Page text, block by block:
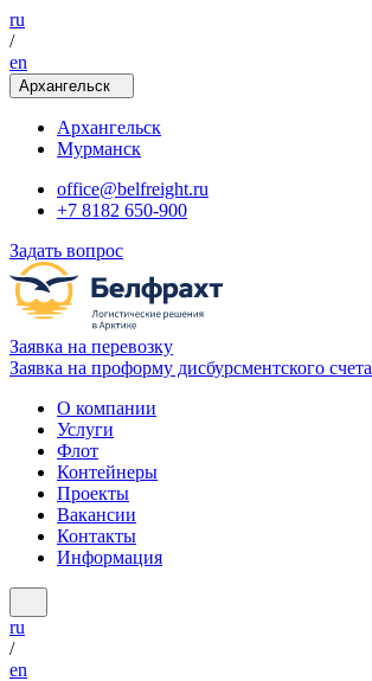
ru
/
en
Архангельск
Архангельск
Мурманск
office@belfreight.ru
+7 8182 650-900
Задать вопрос
Заявка на перевозку
Заявка на проформу дисбурсментского счета
О компании
Услуги
Флот
Контейнеры
Проекты
Вакансии
Контакты
Информация
ru
/
en